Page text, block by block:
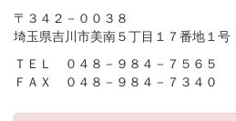
〒３４２－００３８
埼玉県吉川市美南５丁目１７番地１号
ＴＥＬ ０４８－９８４－７５６５
ＦＡＸ ０４８－９８４－７３４０